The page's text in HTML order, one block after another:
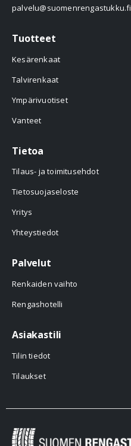
palvelu@suomenrengastukku.fi
Tuotteet
Kesärenkaat
Talvirenkaat
Ympärivuotiset
Vanteet
Tietoa
Tilaus- ja toimitusehdot
Tietosuojaseloste
Yritys
Yhteystiedot
Palvelut
Renkaiden vaihto
Rengashotelli
Asiakastili
Tilin tiedot
Tilaukset